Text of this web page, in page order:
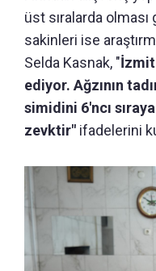
üst sıralarda
sakinleri ise
Selda Kasnak, "
ediyor. Ağzının
simidini 6'ncı
zevktir" ifadelerini